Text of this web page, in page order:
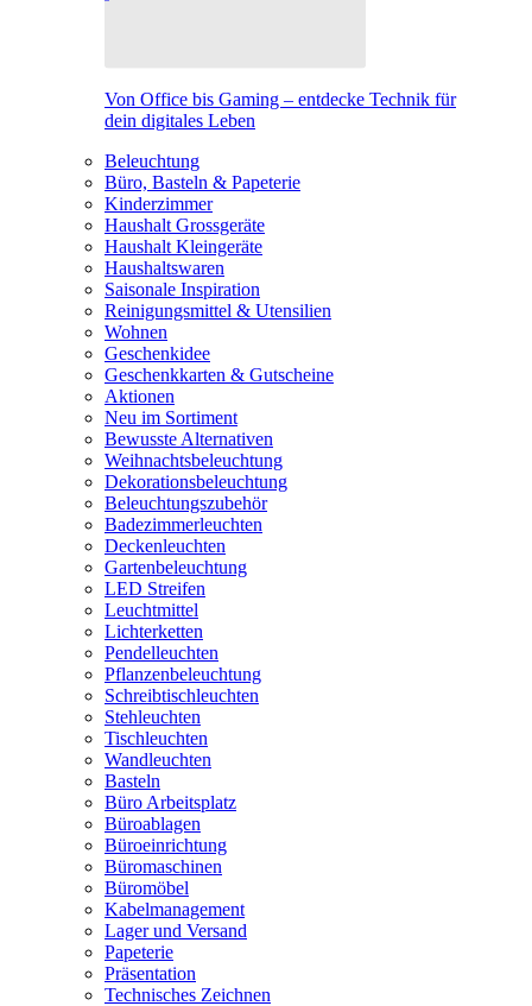
Von Office bis Gaming – entdecke Technik für
dein digitales Leben
Beleuchtung
Büro, Basteln & Papeterie
Kinderzimmer
Haushalt Grossgeräte
Haushalt Kleingeräte
Haushaltswaren
Saisonale Inspiration
Reinigungsmittel & Utensilien
Wohnen
Geschenkidee
Geschenkkarten & Gutscheine
Aktionen
Neu im Sortiment
Bewusste Alternativen
Weihnachtsbeleuchtung
Dekorationsbeleuchtung
Beleuchtungszubehör
Badezimmerleuchten
Deckenleuchten
Gartenbeleuchtung
LED Streifen
Leuchtmittel
Lichterketten
Pendelleuchten
Pflanzenbeleuchtung
Schreibtischleuchten
Stehleuchten
Tischleuchten
Wandleuchten
Basteln
Büro Arbeitsplatz
Büroablagen
Büroeinrichtung
Büromaschinen
Büromöbel
Kabelmanagement
Lager und Versand
Papeterie
Präsentation
Technisches Zeichnen